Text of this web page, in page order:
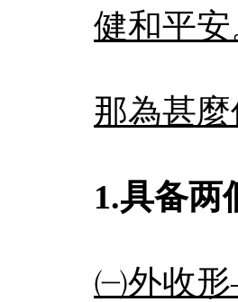
健和平安
那為甚
1.具备两
㈠外收